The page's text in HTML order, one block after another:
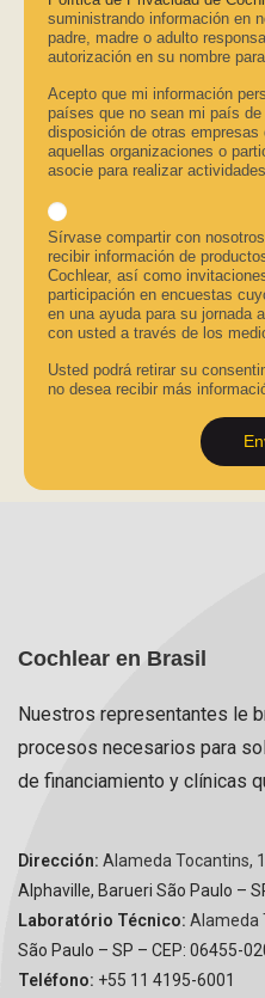
suministrando información en
padre, madre o adulto
autorización en su nombre
Acepto que mi información
países que no sean mi país
disposición de otras empresas
aquellas organizaciones o
asocie para realizar
Sírvase compartir con
recibir información de
Cochlear, así como
participación en encuestas
en una ayuda para su jornada
con usted a través de los
Usted podrá retirar su
no desea recibir más
Dirección: Alameda Tocantins,
Alphaville, Barueri São Paulo –
Laboratório Técnico: Alameda
São Paulo – SP – CEP: 06455-
Teléfono: +55 11 4195-6001
Cochlear en Brasil
Nuestros representantes le
procesos necesarios para
de financiamiento y clínicas